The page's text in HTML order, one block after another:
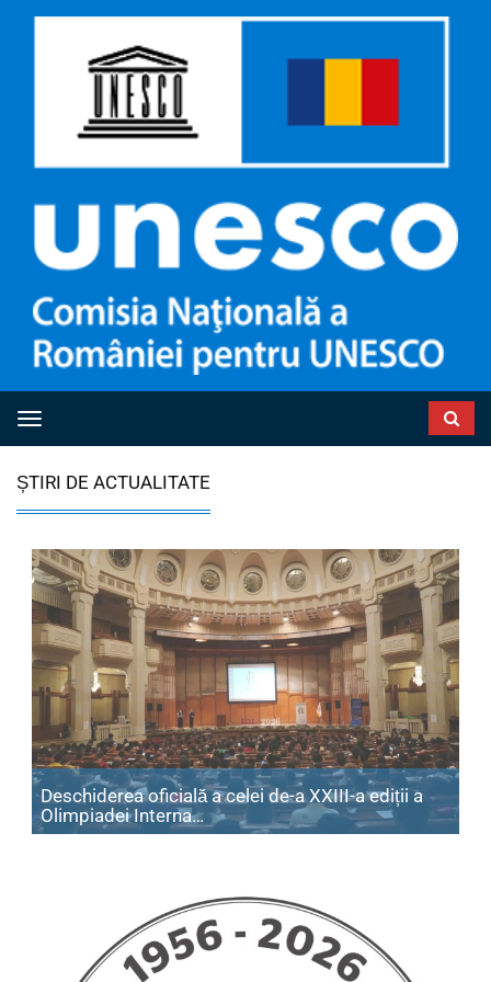
Toggle navigation
ȘTIRI DE ACTUALITATE
Deschiderea oficială a celei de-a XXIII-a ediții a
Olimpiadei Interna…Articol: Deschiderea oficială a